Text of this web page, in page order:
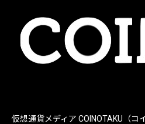
仮想通貨メディア COINOTAKU（